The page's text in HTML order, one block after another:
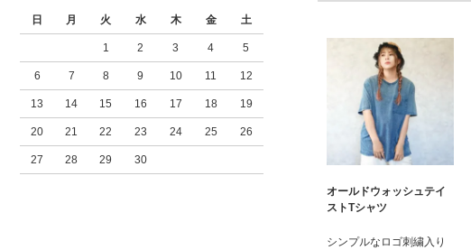
日 月 火 水 木 金 土
1 2 3 4 5
6 7 8 9 10 11 12
13 14 15 16 17 18 19
20 21 22 23 24 25 26
27 28 29 30
オールドウォッシュテイ
ストTシャツ
シンプルなロゴ刺繍入り